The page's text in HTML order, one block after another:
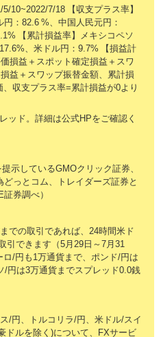
10~2022/7/18 【収支プラス率】
：82.6 %、中国人民元円：
【累計損益率】メキシコペソ
、米ドル円：9.7% 【損益計
損益＋スポット確定損益＋スワ
益＋スワップ振替金額、累計損
収支プラス率=累計損益が0より
ッド。詳細は公式HPをご確認く
示しているGMOクリック証券、
っとコム、トレイダーズ証券と
券調べ）
での取引であれば、24時間米ド
引できます（5月29日～7月31
ロ/円も1万通貨まで、ポンド/円は
/円は3万通貨までスプレッド0.0銭
/円、トルコリラ/円、米ドル/スイ
ドルを除く)について、FXサービ